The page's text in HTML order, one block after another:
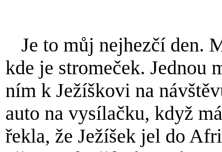
Je to můj nejhezčí den.
kde je stromeček. Jednou
ním k Ježíškovi na
auto na vysílačku, když
řekla, že Ježíšek jel do